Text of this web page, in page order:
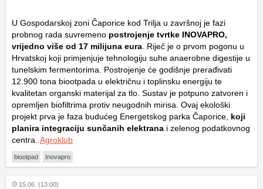
U Gospodarskoj zoni Čaporice kod Trilja u završnoj je fazi
probnog rada suvremeno postrojenje tvrtke INOVAPRO,
vrijedno više od 17 milijuna eura . Riječ je o prvom pogonu u
Hrvatskoj koji primjenjuje tehnologiju suhe anaerobne digestije u
tunelskim fermentorima. Postrojenje će godišnje prerađivati
12.900 tona biootpada u električnu i toplinsku energiju te
kvalitetan organski materijal za tlo. Sustav je potpuno zatvoren i
opremljen biofiltrima protiv neugodnih mirisa. Ovaj ekološki
projekt prva je faza budućeg Energetskog parka Čaporice, koji
planira integraciju sunčanih elektrana i zelenog podatkovnog
centra. Agroklub
biootpad Inovapro
15.06. (13:00)